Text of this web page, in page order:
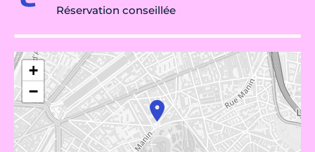
Réservation conseillée
+
−